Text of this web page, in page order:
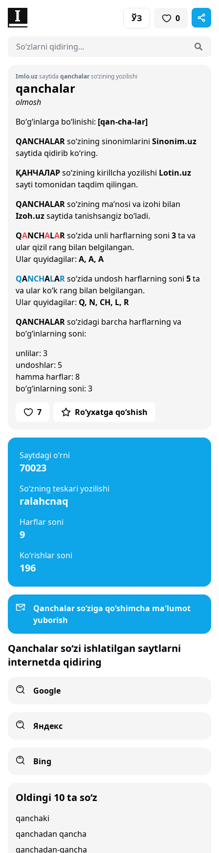
ЎЗ 0
Imlo.uzsaytida qanchalarso‘zining yozilishi
qanchalar
olmosh
Bo‘g‘inlarga bo‘linishi: [qan-cha-lar]
QANCHALARso‘zining sinonimlarini Sinonim.uz
saytida qidirib ko‘ring.
ҚАНЧАЛАРso‘zining kirillcha yozilishi Lotin.uz
sayti tomonidan taqdim qilingan.
QANCHALARso‘zining ma’nosi va izohi bilan
Izoh.uzsaytida tanishsangiz bo‘ladi.
QANCHALARso‘zida unli harflarning soni 3ta va
ular qizil rang bilan belgilangan.
Ular quyidagilar: A, A, A
QANCHALARso‘zida undosh harflarning soni 5ta
va ular ko‘k rang bilan belgilangan.
Ular quyidagilar: Q, N, CH, L, R
QANCHALARso‘zidagi barcha harflarning va
bo‘g‘inlarning soni:
unlilar: 3
undoshlar: 5
hamma harflar: 8
bo‘g‘inlarning soni: 3
7 Ro‘yxatga qo‘shish
Saytdagi o‘rni
70023
So‘zning teskari yozilishi
ralahcnaq
Harflar soni
9
Ko‘rishlar soni
196
Qanchalar so‘ziga qo‘shimcha ma'lumot
yuborish
Qanchalar so‘zi ishlatilgan saytlarni
internetda qidiring
Google
Яндекс
Bing
Oldingi 10 ta so‘z
qanchaki
qanchadan qancha
qanchadan-qancha